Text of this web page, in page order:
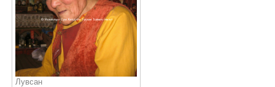
Лувсан